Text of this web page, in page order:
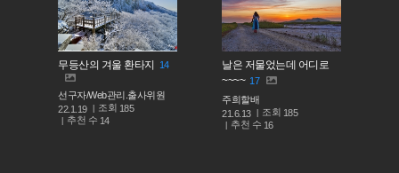
무등산의 겨울 환타지 14
선구자/Web관리.출사위원
22.1.19
조회 185
추천 수 14
날은 저물었는데 어디로
~~~~ 17
주희할배
21.6.13
조회 185
추천 수 16